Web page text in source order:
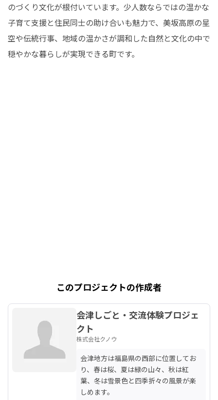
のづくり文化が根付いています。少人数ならではの温かな
子育て支援と住民同士の助け合いも魅力で、美坂高原の星
空や伝統行事、地域の温かさが調和した自然と文化の中で
穏やかな暮らしが実現できる町です。
このプロジェクトの作成者
会津しごと・交流体験プロジェ
クト
株式会社クノウ
会津地方は福島県の西部に位置してお
り、春は桜、夏は緑の山々、秋は紅
葉、冬は雪景色と四季折々の風景が楽
しめます。